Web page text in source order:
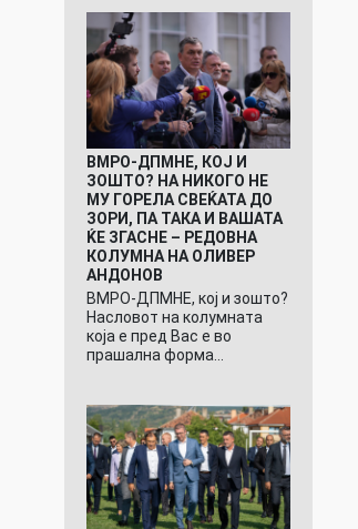
ВМРО-ДПМНЕ, КОЈ И
ЗОШТО? НА НИКОГО НЕ
МУ ГОРЕЛА СВЕЌАТА ДО
ЗОРИ, ПА ТАКА И ВАШАТА
ЌЕ ЗГАСНЕ – РЕДОВНА
КОЛУМНА НА ОЛИВЕР
АНДОНОВ
ВМРО-ДПМНЕ, кој и зошто?
Насловот на колумната
која е пред Вас е во
прашална форма…